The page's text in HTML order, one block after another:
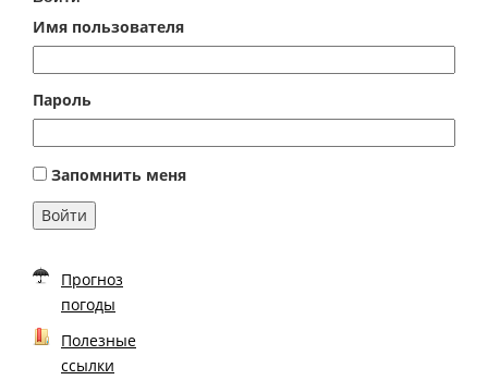
Имя пользователя
Пароль
Запомнить меня
Войти
Прогноз
погоды
Полезные
ссылки